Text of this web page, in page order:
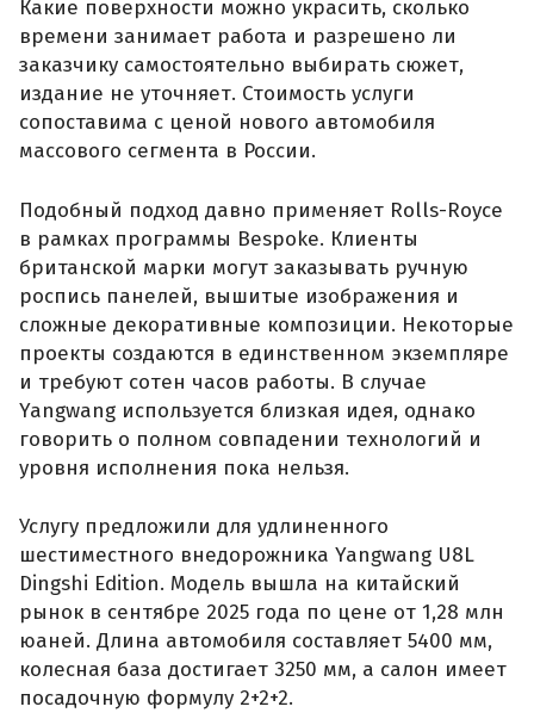
Какие поверхности можно украсить, сколько
времени занимает работа и разрешено ли
заказчику самостоятельно выбирать сюжет,
издание не уточняет. Стоимость услуги
сопоставима с ценой нового автомобиля
массового сегмента в России.
Подобный подход давно применяет Rolls-Royce
в рамках программы Bespoke. Клиенты
британской марки могут заказывать ручную
роспись панелей, вышитые изображения и
сложные декоративные композиции. Некоторые
проекты создаются в единственном экземпляре
и требуют сотен часов работы. В случае
Yangwang используется близкая идея, однако
говорить о полном совпадении технологий и
уровня исполнения пока нельзя.
Услугу предложили для удлиненного
шестиместного внедорожника Yangwang U8L
Dingshi Edition. Модель вышла на китайский
рынок в сентябре 2025 года по цене от 1,28 млн
юаней. Длина автомобиля составляет 5400 мм,
колесная база достигает 3250 мм, а салон имеет
посадочную формулу 2+2+2.